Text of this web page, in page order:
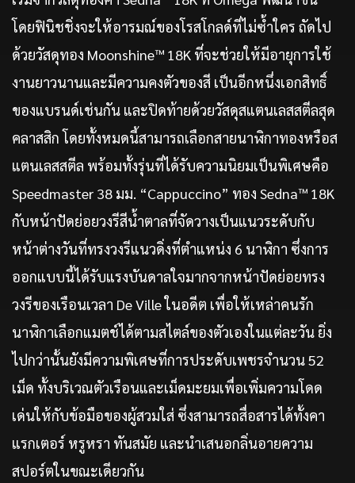
โดยฟินิชชิ่งจะให้อารมณ์ของโรสโกลด์ที่ไม่ซ้ำใคร ถัดไป
ด้วยวัสดุทอง Moonshine™ 18K ที่จะช่วยให้มีอายุการใช้
งานยาวนานและมีความคงตัวของสี เป็นอีกหนึ่งเอกสิทธิ์
ของแบรนด์เช่นกัน และปิดท้ายด้วยวัสดุสแตนเลสสตีลสุด
คลาสสิก โดยทั้งหมดนี้สามารถเลือกสายนาฬิกาทองหรือส
แตนเลสสตีล พร้อมทั้งรุ่นที่ได้รับความนิยมเป็นพิเศษคือ
Speedmaster 38 มม. “Cappuccino” ทอง Sedna™ 18K
กับหน้าปัดย่อยวงรีสีน้ำตาลที่จัดวางเป็นแนวระดับกับ
หน้าต่างวันที่ทรงวงรีแนวดิ่งที่ตำแหน่ง 6 นาฬิกา ซึ่งการ
ออกแบบนี้ได้รับแรงบันดาลใจมากจากหน้าปัดย่อยทรง
วงรีของเรือนเวลา De Ville ในอดีต เพื่อให้เหล่าคนรัก
นาฬิกาเลือกแมตช์ได้ตามสไตล์ของตัวเองในแต่ละวัน ยิ่ง
ไปกว่านั้นยังมีความพิเศษที่การประดับเพชรจำนวน 52
เม็ด ทั้งบริเวณตัวเรือนและเม็ดมะยมเพื่อเพิ่มความโดด
เด่นให้กับข้อมือของผู้สวมใส่ ซึ่งสามารถสื่อสารได้ทั้งคา
แรกเตอร์ หรูหรา ทันสมัย และนำเสนอกลิ่นอายความ
สปอร์ตในขณะเดียวกัน